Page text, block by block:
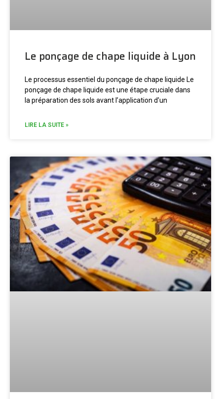
Le ponçage de chape liquide à Lyon
Le processus essentiel du ponçage de chape liquide Le
ponçage de chape liquide est une étape cruciale dans
la préparation des sols avant l’application d’un
LIRE LA SUITE »